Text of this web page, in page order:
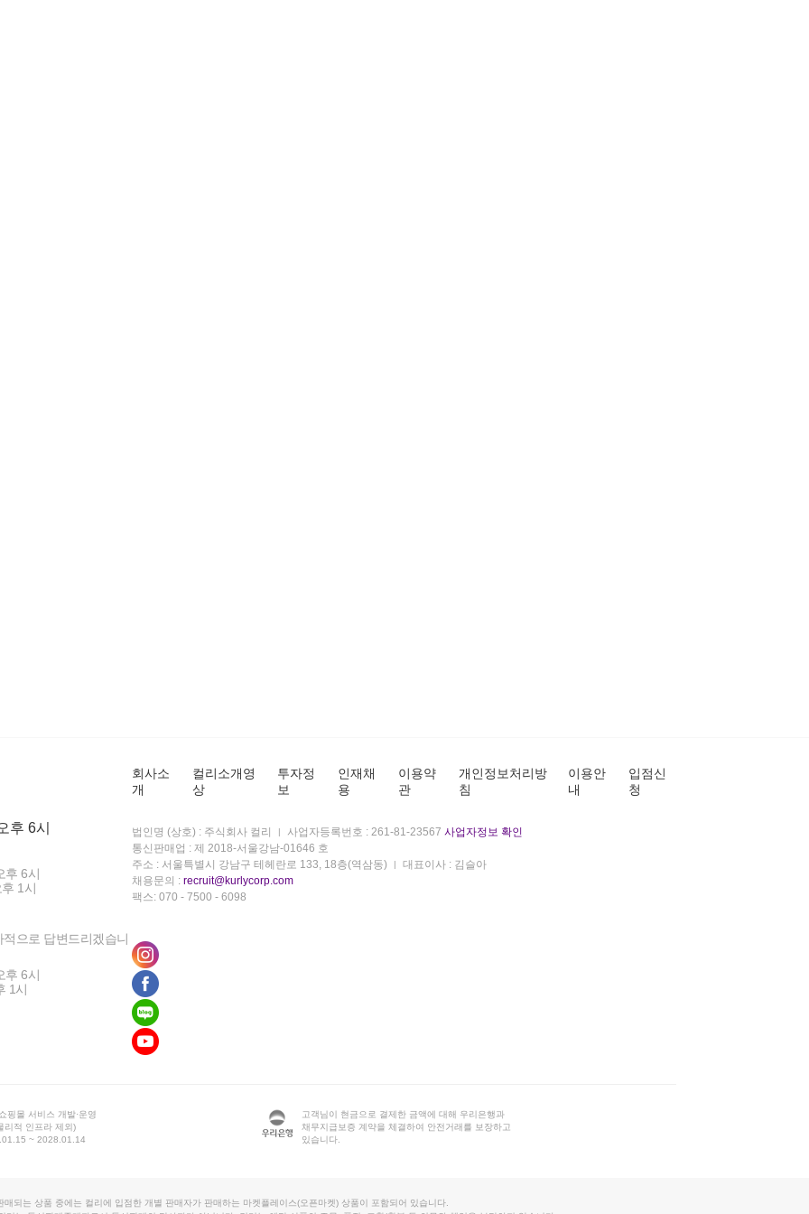
후 6시
후 6시
1시
으로 답변드리겠습니
후 6시
1시
회사소
개
컬리소개영
상
투자정
보
인재채
용
이용약
관
개인정보처리방
침
이용안
내
입점신
청
법인명 (상호) : 주식회사 컬리 사업자등록번호 : 261-81-23567 사업자정보 확인
통신판매업 : 제 2018-서울강남-01646 호
주소 : 서울특별시 강남구 테헤란로 133, 18층(역삼동)
대표이사 : 김슬아
채용문의 : recruit@kurlycorp.com
팩스: 070 - 7500 - 6098
핑몰 서비스 개발·운영
리적 인프라 제외)
~ 2028.01.14
고객님이 현금으로 결제한 금액에 대해 우리은행과
채무지급보증 계약을 체결하여 안전거래를 보장하고
있습니다.
매되는 상품 중에는 컬리에 입점한 개별 판매자가 판매하는 마켓플레이스(오픈마켓) 상품이 포함되어 있습니다.